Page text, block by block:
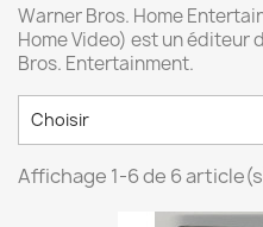
Warner Bros. Home
Home Video) est un éditeur
Bros. Entertainment.
Choisir
Affichage 1-6 de 6